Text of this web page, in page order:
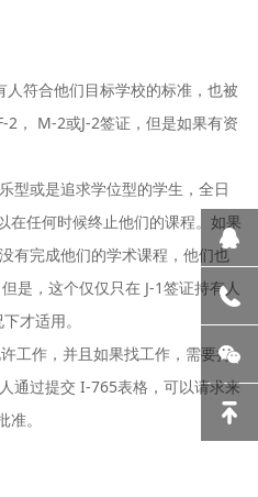
符合他们目标学校的标准，也被
2， M-2或J-2签证，但是如果有资
或是追求学位型的学生，全日
在任何时候终止他们的课程。如果
有完成他们的学术课程，他们也
是，这个仅仅只在 J-1签证持有人
才适用。
作，并且如果找工作，需要持
通过提交 I-765表格，可以请求来
。